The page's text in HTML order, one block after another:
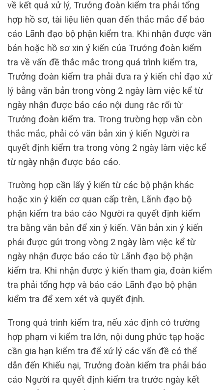
về kết quả xử lý, Trưởng đoàn kiểm tra phải tổng
hợp hồ sơ, tài liệu liên quan đến thắc mắc để báo
cáo Lãnh đạo bộ phận kiểm tra. Khi nhận được văn
bản hoặc hồ sơ xin ý kiến ​​của Trưởng đoàn kiểm
tra về vấn đề thắc mắc trong quá trình kiểm tra,
Trưởng đoàn kiểm tra phải đưa ra ý kiến ​​chỉ đạo xử
lý bằng văn bản trong vòng 2 ngày làm việc kể từ
ngày nhận được báo cáo nội dung rắc rối từ
Trưởng đoàn kiểm tra. Trong trường hợp vẫn còn
thắc mắc, phải có văn bản xin ý kiến ​​Người ra
quyết định kiểm tra trong vòng 2 ngày làm việc kể
từ ngày nhận được báo cáo.
Trường hợp cần lấy ý kiến ​​từ các bộ phận khác
hoặc xin ý kiến ​​cơ quan cấp trên, Lãnh đạo bộ
phận kiểm tra báo cáo Người ra quyết định kiểm
tra bằng văn bản để xin ý kiến. Văn bản xin ý kiến ​​
phải được gửi trong vòng 2 ngày làm việc kể từ
ngày nhận được báo cáo từ Lãnh đạo bộ phận
kiểm tra. Khi nhận được ý kiến ​​tham gia, đoàn kiểm
tra phải tổng hợp và báo cáo Lãnh đạo bộ phận
kiểm tra để xem xét và quyết định.
Trong quá trình kiểm tra, nếu xác định có trường
hợp phạm vi kiểm tra lớn, nội dung phức tạp hoặc
cần gia hạn kiểm tra để xử lý các vấn đề có thể
dẫn đến Khiếu nại, Trưởng đoàn kiểm tra phải báo
cáo Người ra quyết định kiểm tra trước ngày kết